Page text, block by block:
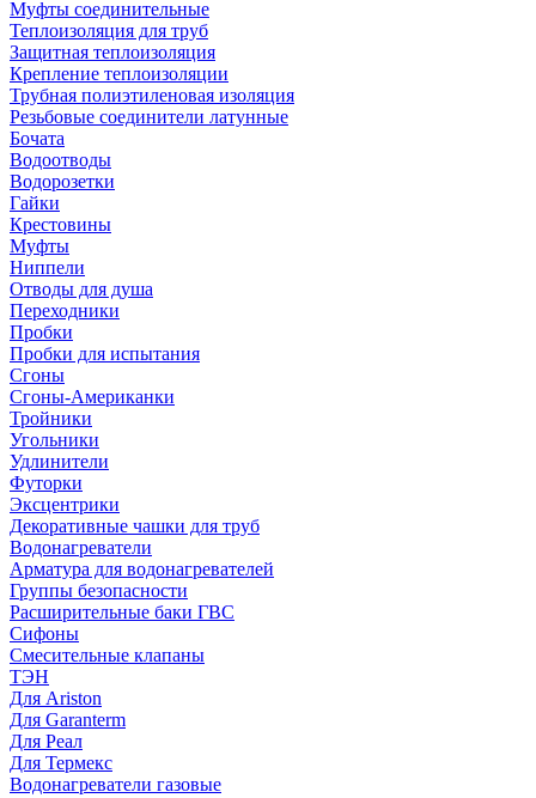
Муфты соединительные
Теплоизоляция для труб
Защитная теплоизоляция
Крепление теплоизоляции
Трубная полиэтиленовая изоляция
Резьбовые соединители латунные
Бочата
Водоотводы
Водорозетки
Гайки
Крестовины
Муфты
Ниппели
Отводы для душа
Переходники
Пробки
Пробки для испытания
Сгоны
Сгоны-Американки
Тройники
Угольники
Удлинители
Футорки
Эксцентрики
Декоративные чашки для труб
Водонагреватели
Арматура для водонагревателей
Группы безопасности
Расширительные баки ГВС
Сифоны
Смесительные клапаны
ТЭН
Для Ariston
Для Garanterm
Для Реал
Для Термекс
Водонагреватели газовые